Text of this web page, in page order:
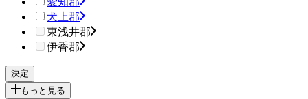
犬上郡
東浅井郡
伊香郡
もっと見る